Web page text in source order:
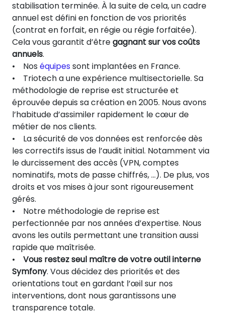
stabilisation terminée. À la suite de cela, un cadre
annuel est défini en fonction de vos priorités
(contrat en forfait, en régie ou régie forfaitée).
Cela vous garantit d’êtregagnant sur vos coûts
annuels.
• Nos équipes sont implantées en France.
• Triotech a une expérience multisectorielle. Sa
méthodologie de reprise est structurée et
éprouvée depuis sa création en 2005. Nous avons
l’habitude d’assimiler rapidement le cœur de
métier de nos clients.
• La sécurité de vos données est renforcée dès
les correctifs issus de l’audit initial. Notamment via
le durcissement des accès (VPN, comptes
nominatifs, mots de passe chiffrés, …). De plus, vos
droits et vos mises à jour sont rigoureusement
gérés.
• Notre méthodologie de reprise est
perfectionnée par nos années d’expertise. Nous
avons les outils permettant une transition aussi
rapide que maîtrisée.
• Vous restez seul maître de votre outil interne
Symfony. Vous décidez des priorités et des
orientations tout en gardant l’œil sur nos
interventions, dont nous garantissons une
transparence totale.